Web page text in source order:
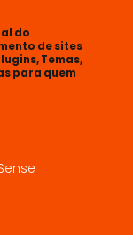
do
de sites
Temas,
para quem